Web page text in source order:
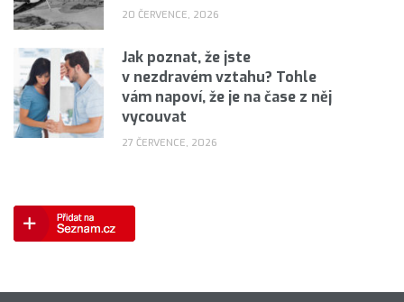
20 ČERVENCE, 2026
Jak poznat, že jste
v nezdravém vztahu? Tohle
vám napoví, že je na čase z něj
vycouvat
27 ČERVENCE, 2026